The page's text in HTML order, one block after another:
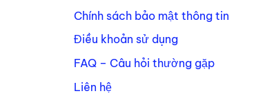
Chính sách bảo mật thông tin
Điều khoản sử dụng
FAQ – Câu hỏi thường gặp
Liên hệ